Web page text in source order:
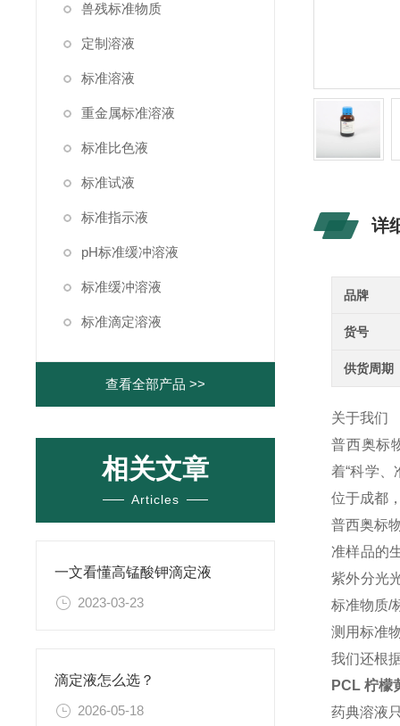
兽残标准物质
定制溶液
标准溶液
重金属标准溶液
标准比色液
标准试液
标准指示液
pH标准缓冲溶液
标准缓冲溶液
标准滴定溶液
查看全部产品 >>
相关文章
Articles
一文看懂高锰酸钾滴定液
2023-03-23
滴定液怎么选？
2026-05-18
详
品牌
货号
供货周期
关于我们
普西奥标
着“科学
位于成都
普西奥标
准样品的
紫外分光
标准物质/
测用标准
我们还根
PCL 柠檬
药典溶液